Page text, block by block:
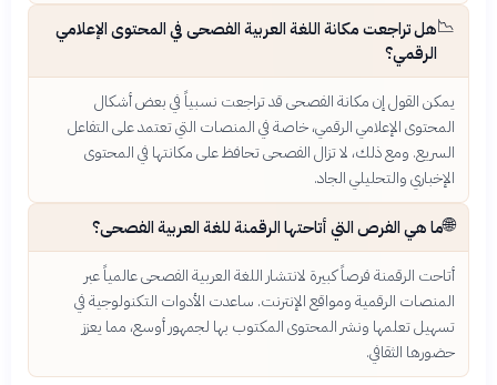
📉هل تراجعت مكانة اللغة العربية الفصحى في المحتوى الإعلامي
الرقمي؟
يمكن القول إن مكانة الفصحى قد تراجعت نسبياً في بعض أشكال
المحتوى الإعلامي الرقمي، خاصة في المنصات التي تعتمد على التفاعل
السريع. ومع ذلك، لا تزال الفصحى تحافظ على مكانتها في المحتوى
الإخباري والتحليلي الجاد.
🌐ما هي الفرص التي أتاحتها الرقمنة للغة العربية الفصحى؟
أتاحت الرقمنة فرصاً كبيرة لانتشار اللغة العربية الفصحى عالمياً عبر
المنصات الرقمية ومواقع الإنترنت. ساعدت الأدوات التكنولوجية في
تسهيل تعلمها ونشر المحتوى المكتوب بها لجمهور أوسع، مما يعزز
حضورها الثقافي.